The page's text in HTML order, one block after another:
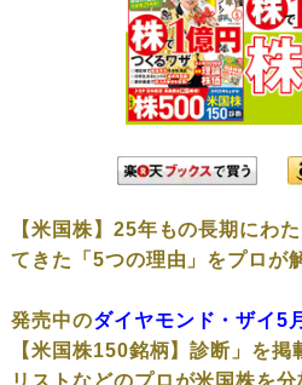
【米国株】25年もの長期にわ
てきた「5つの理由」をプロが
発売中のダイヤモンド・ザイ5
【米国株150銘柄】診断」を
リストなどのプロが米国株を